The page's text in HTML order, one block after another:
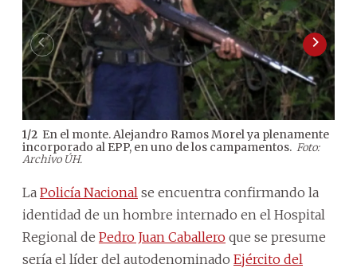
1/2 En el monte. Alejandro Ramos Morel ya plenamente
incorporado al EPP, en uno de los campamentos. Foto:
Archivo ÚH.
La Policía Nacional se encuentra confirmando la
identidad de un hombre internado en el Hospital
Regional de Pedro Juan Caballero que se presume
sería el líder del autodenominado Ejército del